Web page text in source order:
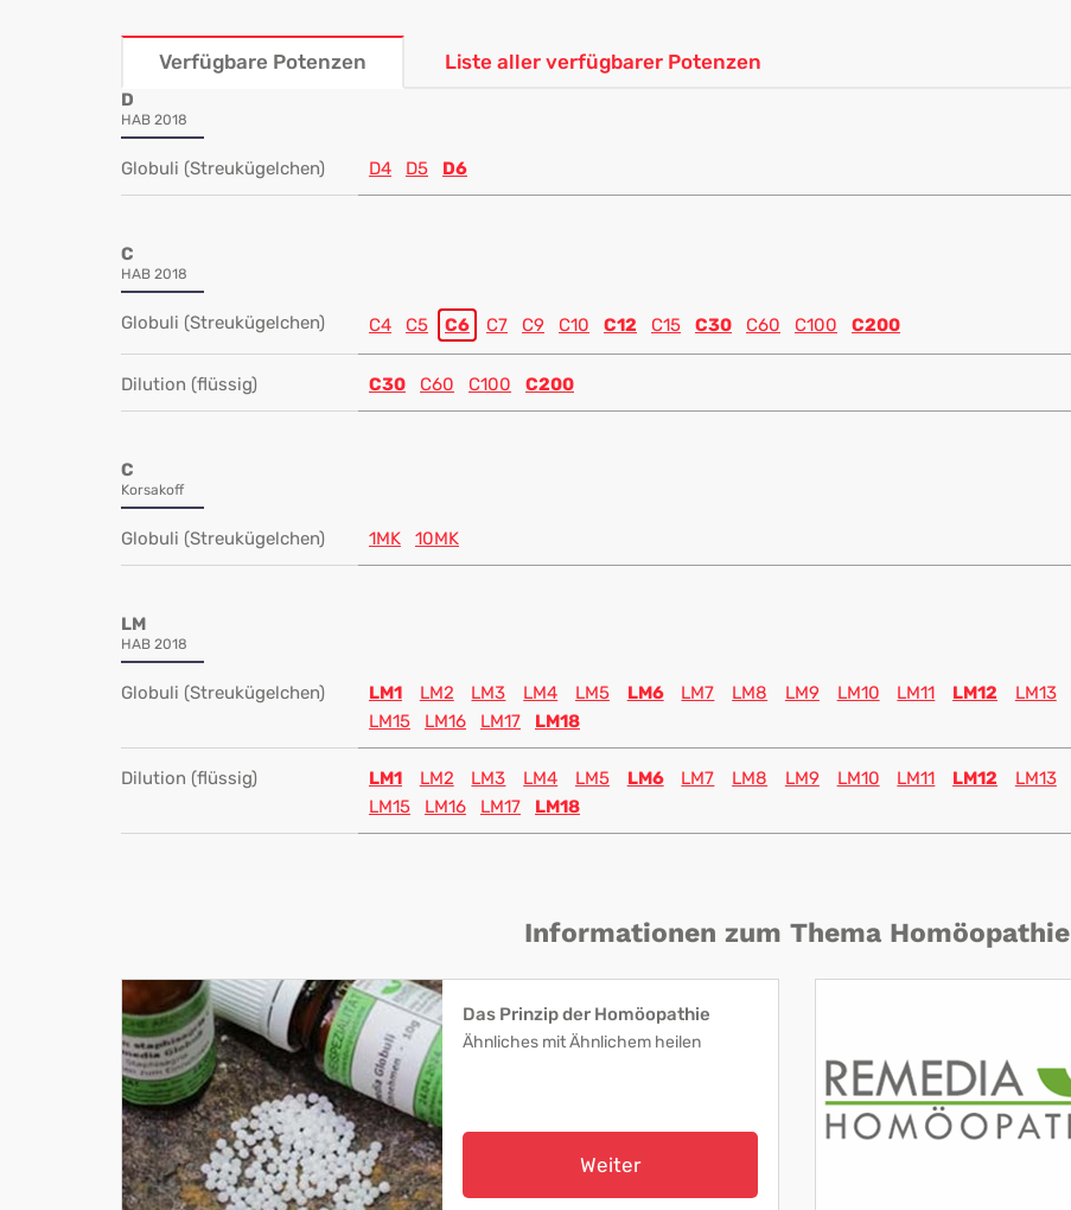
Verfügbare Potenzen Liste aller verfügbarer Potenzen
D
HAB 2018
Globuli (Streukügelchen) D4 D5 D6
C
HAB 2018
Globuli (Streukügelchen) C4 C5 C6 C7 C9 C10 C12 C15 C30 C60 C100 C200
Dilution (flüssig) C30 C60 C100 C200
C
Korsakoff
Globuli (Streukügelchen) 1MK 10MK
LM
HAB 2018
Globuli (Streukügelchen) LM1 LM2 LM3 LM4 LM5 LM6 LM7 LM8 LM9 LM10 LM11 LM12 LM13
LM15
LM16 LM17 LM18
Dilution (flüssig) LM1 LM2 LM3 LM4 LM5 LM6 LM7 LM8 LM9 LM10 LM11 LM12 LM13
LM15
LM16 LM17 LM18
Informationen zum Thema Homöopathie
Das Prinzip der Homöopathie
Ähnliches mit Ähnlichem heilen
Weiter